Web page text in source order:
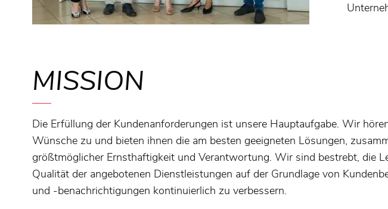
MISSION
Die Erfüllung der Kundenanforderungen ist unsere Hauptaufgabe. Wir
Wünsche zu und bieten ihnen die am besten geeigneten Lösungen,
größtmöglicher Ernsthaftigkeit und Verantwortung. Wir sind bestrebt, die
Qualität der angebotenen Dienstleistungen auf der Grundlage von
und -benachrichtigungen kontinuierlich zu verbessern.